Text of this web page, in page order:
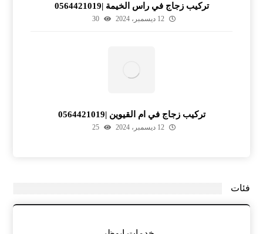
تركيب زجاج في راس الخيمة |0564421019
12 ديسمبر، 2024 30
تركيب زجاج في ام القيوين |0564421019
12 ديسمبر، 2024 25
فئات